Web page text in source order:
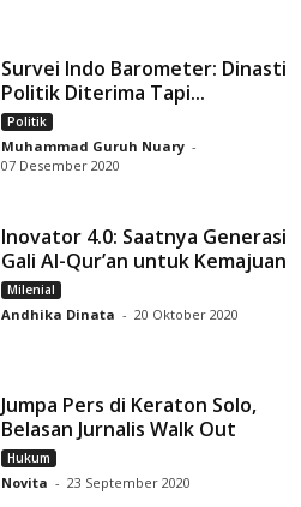
Survei Indo Barometer: Dinasti
Politik Diterima Tapi...
Politik
Muhammad Guruh Nuary -
07 Desember 2020
Inovator 4.0: Saatnya Generasi
Gali Al-Qur’an untuk Kemajuan
Milenial
Andhika Dinata - 20 Oktober 2020
Jumpa Pers di Keraton Solo,
Belasan Jurnalis Walk Out
Hukum
Novita - 23 September 2020